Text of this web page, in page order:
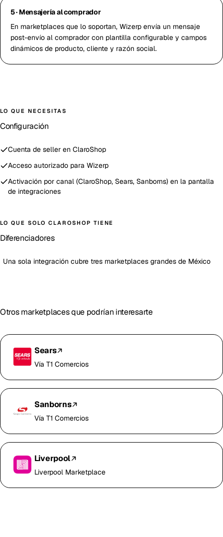
5 · Mensajería al comprador
En marketplaces que lo soportan, Wizerp envía un mensaje
post-envío al comprador con plantilla configurable y campos
dinámicos de producto, cliente y razón social.
LO QUE NECESITAS
Configuración
Cuenta de seller en ClaroShop
Acceso autorizado para Wizerp
Activación por canal (ClaroShop, Sears, Sanborns) en la pantalla
de integraciones
LO QUE SOLO CLAROSHOP TIENE
Diferenciadores
Una sola integración cubre tres marketplaces grandes de México
Otros marketplaces que podrían interesarte
Sears
Vía T1 Comercios
Sanborns
Vía T1 Comercios
Liverpool
Liverpool Marketplace